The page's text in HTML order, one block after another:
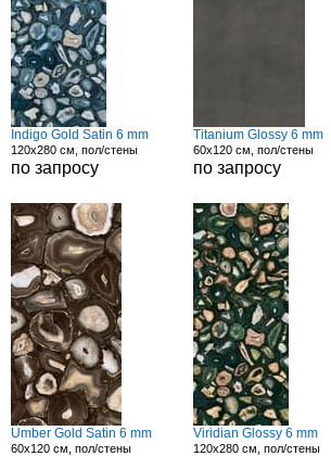
Indigo Gold Satin 6 mm
120x280 см, пол/стены
по запросу
Titanium Glossy 6 mm
60x120 см, пол/стены
по запросу
Umber Gold Satin 6 mm
60x120 см, пол/стены
Viridian Glossy 6 mm
120x280 см, пол/стены